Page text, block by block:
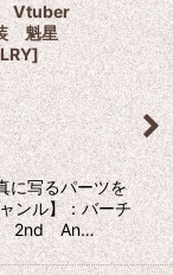
Vtuber
魁星
]
に写るパーツを
ンル】：バーチ
2nd An…